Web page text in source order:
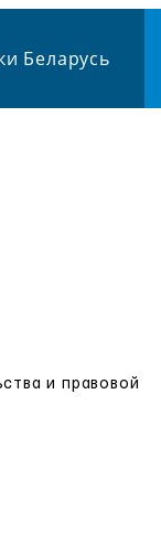
Беларусь
и правовой